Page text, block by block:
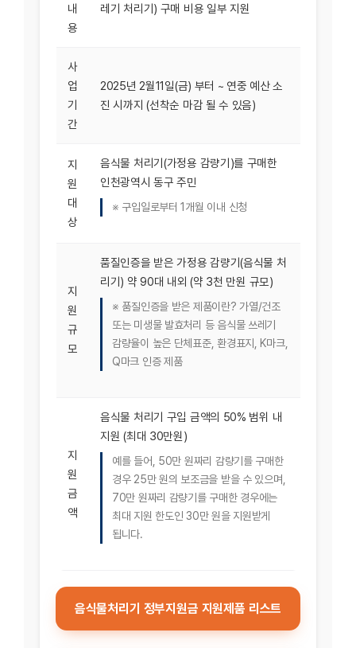
내
용
레기 처리기) 구매 비용 일부 지원
사
업
기
간
2025년 2월11일(금) 부터 ~ 연중 예산 소
진 시까지 (선착순 마감 될 수 있음)
지
원
대
상
음식물 처리기(가정용 감량기)를 구매한
인천광역시 동구 주민
※ 구입일로부터 1개월 이내 신청
지
원
규
모
품질인증을 받은 가정용 감량기(음식물 처
리기) 약 90대 내외 (약 3천 만원 규모)
※ 품질인증을 받은 제품이란? 가열/건조
또는 미생물 발효처리 등 음식물 쓰레기
감량율이 높은 단체표준, 환경표지, K마크,
Q마크 인증 제품
지
원
금
액
음식물 처리기 구입 금액의 50% 범위 내
지원 (최대 30만원)
예를 들어, 50만 원짜리 감량기를 구매한
경우 25만 원의 보조금을 받을 수 있으며,
70만 원짜리 감량기를 구매한 경우에는
최대 지원 한도인 30만 원을 지원받게
됩니다.
음식물처리기 정부지원금 지원제품 리스트